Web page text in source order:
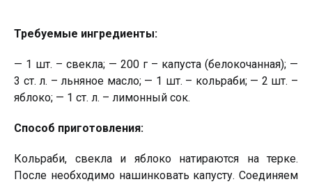
Требуемые ингредиенты:
— 1 шт. – свекла; — 200 г – капуста (белокочанная); —
3 ст. л. – льняное масло; — 1 шт. – кольраби; — 2 шт. –
яблоко; — 1 ст. л. – лимонный сок.
Способ приготовления:
Кольраби, свекла и яблоко натираются на терке.
После необходимо нашинковать капусту. Соединяем